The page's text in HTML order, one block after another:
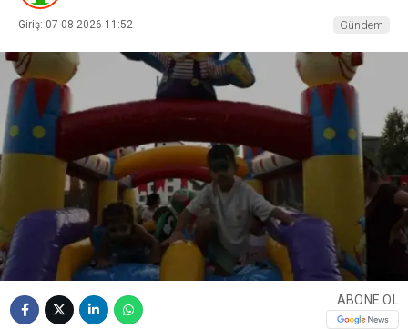
Giriş: 07-08-2026 11:52 Gündem
ABONE OL